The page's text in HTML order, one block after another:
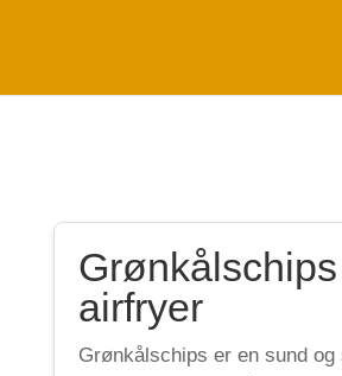
Grønkålschips
airfryer
Grønkålschips er en sund og